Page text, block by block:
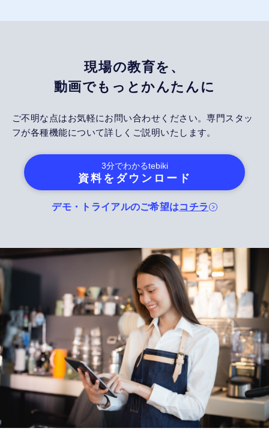
現場の教育を、
動画でもっとかんたんに
ご不明な点はお気軽にお問い合わせください。専門スタッ
フが各種機能について詳しくご説明いたします。
3分でわかるtebiki
資料をダウンロード
デモ・トライアルのご希望はコチラ